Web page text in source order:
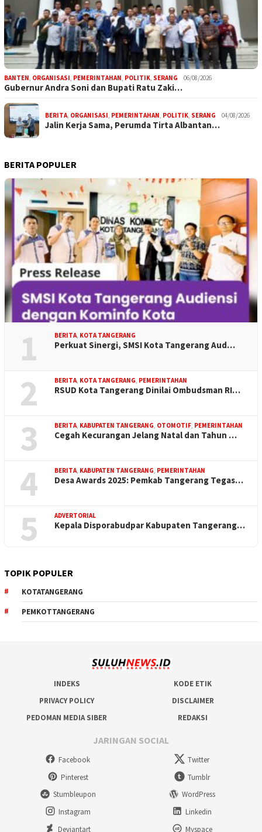
BANTEN ORGANISASI PEMERINTAHAN POLITIK SERANG 06/08/2026
Gubernur Andra Soni dan Bupati Ratu Zaki…
BERITA ORGANISASI PEMERINTAHAN POLITIK SERANG 04/08/2026
Jalin Kerja Sama, Perumda Tirta Albantan…
BERITA POPULER
1 BERITA KOTA TANGERANG
Perkuat Sinergi, SMSI Kota Tangerang Aud…
2 BERITA KOTA TANGERANG PEMERINTAHAN
RSUD Kota Tangerang Dinilai Ombudsman RI…
3 BERITA KABUPATEN TANGERANG OTOMOTIF PEMERINTAHAN
Cegah Kecurangan Jelang Natal dan Tahun …
4 BERITA KABUPATEN TANGERANG PEMERINTAHAN
Desa Awards 2025: Pemkab Tangerang Tegas…
5 ADVERTORIAL
Kepala Disporabudpar Kabupaten Tangerang…
TOPIK POPULER
KOTATANGERANG
PEMKOTTANGERANG
INDEKS
KODE ETIK
PRIVACY POLICY
DISCLAIMER
PEDOMAN MEDIA SIBER
REDAKSI
JARINGAN SOCIAL
Facebook
Twitter
Pinterest
Tumblr
Stumbleupon
WordPress
Instagram
Linkedin
Deviantart
Myspace